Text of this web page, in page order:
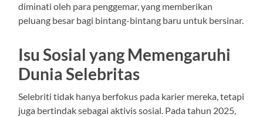
diminati oleh para penggemar, yang memberikan
peluang besar bagi bintang-bintang baru untuk bersinar.
Isu Sosial yang Memengaruhi
Dunia Selebritas
Selebriti tidak hanya berfokus pada karier mereka, tetapi
juga bertindak sebagai aktivis sosial. Pada tahun 2025,